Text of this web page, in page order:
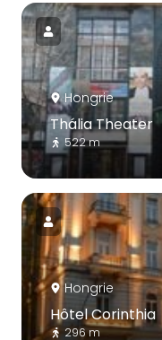
Hongrie
Thália Theater
522 m
Hongrie
Hôtel Corinthia
296 m